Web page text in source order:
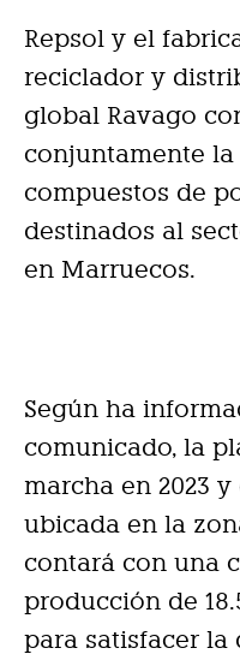
Repsol y el
reciclador y
global Ravago
conjuntamente
compuestos de
destinados al
en Marruecos.
Según ha
comunicado, la
marcha en 2023
ubicada en la
contará con una
producción de
para satisfacer la